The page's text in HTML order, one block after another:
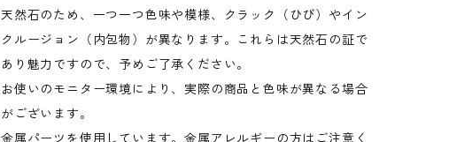
天然石のため、一つ一つ色味や模様、クラック（ひび）やイン
クルージョン（内包物）が異なります。これらは天然石の証で
あり魅力ですので、予めご了承ください。
お使いのモニター環境により、実際の商品と色味が異なる場合
がございます。
金属パーツを使用しています。金属アレルギーの方はご注意く